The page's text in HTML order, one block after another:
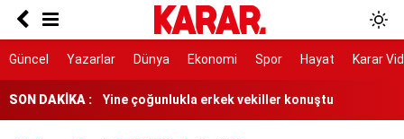
Güncel Yazarlar Dünya Ekonomi Spor Hayat Karar
SON DAKİKA :
Davutoğlu’ndan Gannuşi için uluslararası imza
kampanyasına destek
Yine çoğunlukla erkek vekiller konuştu
Gürlek: Eğer bir tuğla çekilmesi gerekiyorsa o
tuğlayı biz çekeceğiz